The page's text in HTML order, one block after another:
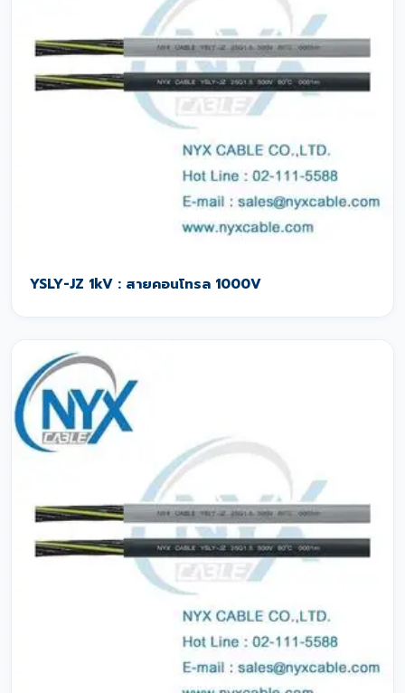
YSLY-JZ 1kV : สายคอนโทรล 1000V